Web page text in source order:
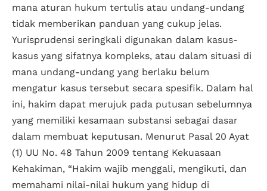
mana aturan hukum tertulis atau undang-undang
tidak memberikan panduan yang cukup jelas.
Yurisprudensi seringkali digunakan dalam kasus-
kasus yang sifatnya kompleks, atau dalam situasi di
mana undang-undang yang berlaku belum
mengatur kasus tersebut secara spesifik. Dalam hal
ini, hakim dapat merujuk pada putusan sebelumnya
yang memiliki kesamaan substansi sebagai dasar
dalam membuat keputusan. Menurut Pasal 20 Ayat
(1) UU No. 48 Tahun 2009 tentang Kekuasaan
Kehakiman, “Hakim wajib menggali, mengikuti, dan
memahami nilai-nilai hukum yang hidup di